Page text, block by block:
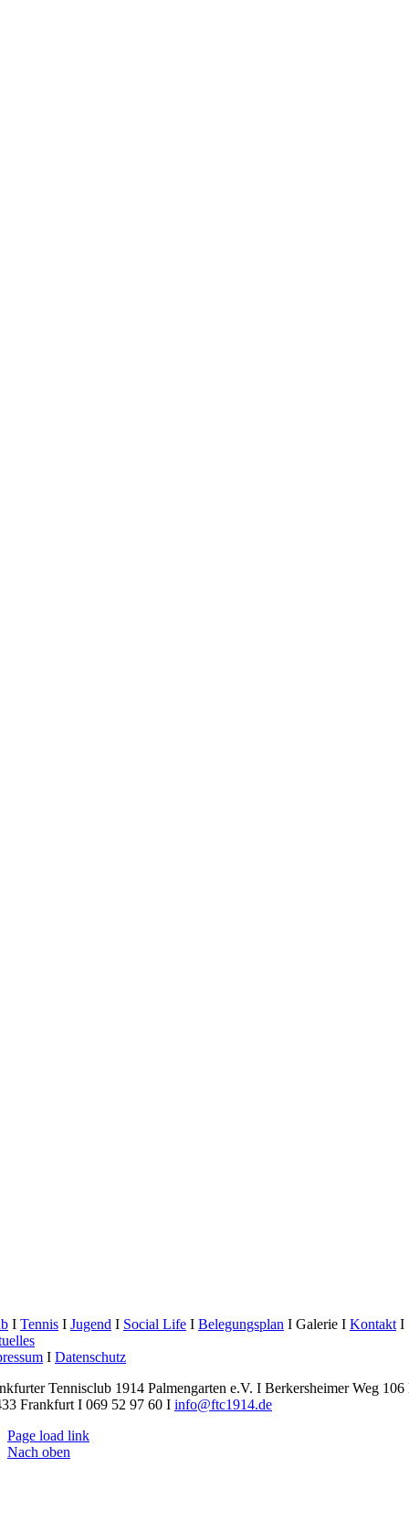
I Tennis I Jugend I Social Life I Belegungsplan I Galerie I Kontakt I
I Datenschutz
Tennisclub 1914 Palmengarten e.V. I Berkersheimer Weg 106
Frankfurt I 069 52 97 60 I info@ftc1914.de
Page load link
Nach oben